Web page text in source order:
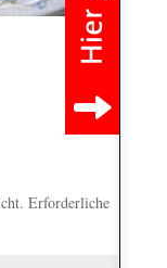
Erforderliche